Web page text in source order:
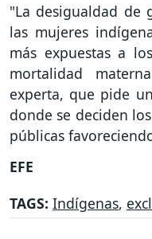
"La desigualdad de
las mujeres
más expuestas a
mortalidad
experta, que pide
donde se deciden
públicas
EFE
TAGS: Indígenas,